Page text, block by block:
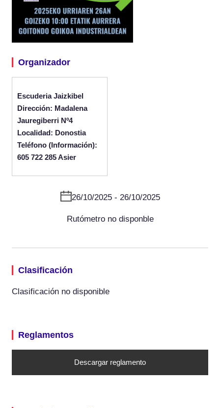
Organizador
Escuderia Jaizkibel
Dirección: Madalena
Jauregiberri Nº4
Localidad: Donostia
Teléfono (Información):
605 722 285 Asier
26/10/2025 - 26/10/2025
Rutómetro no disponble
Clasificación
Clasificación no disponible
Reglamentos
Descargar reglamento